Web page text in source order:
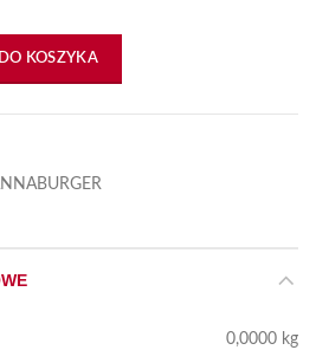
KOSZYKA
0,0000 kg